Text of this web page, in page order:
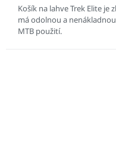
Košík na lahve Trek Elite
má odolnou a
MTB použití.